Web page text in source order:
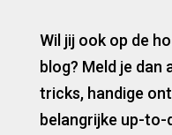
Wil jij ook op de
blog? Meld je dan
tricks, handige
belangrijke up-